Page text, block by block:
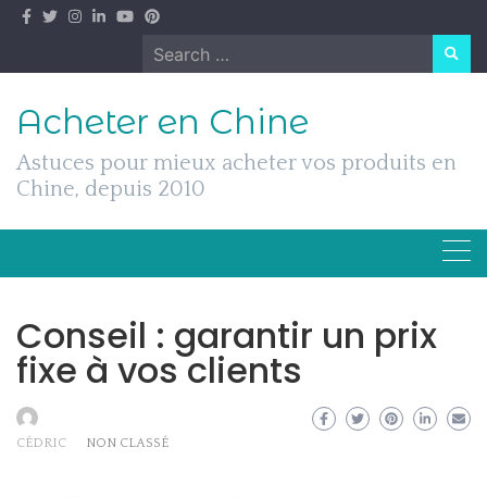
Skip
Search
for:
Acheter en Chine
Astuces pour mieux acheter vos produits en
Chine, depuis 2010
Conseil : garantir un prix
fixe à vos clients
CÉDRIC NON CLASSÉ